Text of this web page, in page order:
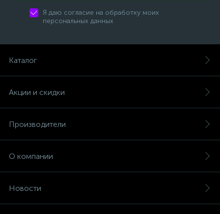
Я даю согласие на обработку моих
персональных данных
Каталог
Акции и скидки
Производители
О компании
Новости